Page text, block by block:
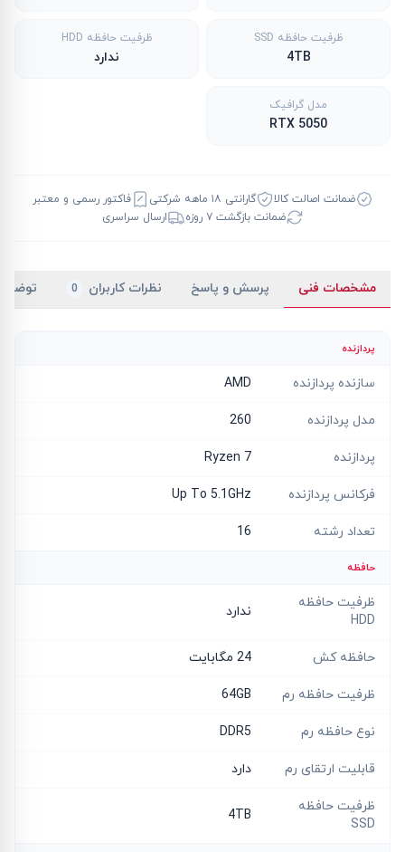
ظرفیت حافظه SSD
4TB
ظرفیت حافظه HDD
ندارد
مدل گرافیک
RTX 5050
ضمانت اصالت کالا گارانتی ۱۸ ماهه شرکتی
فاکتور رسمی و معتبر
ضمانت بازگشت ۷ روزه
ارسال سراسری
مشخصات فنی پرسش و پاسخ نظرات کاربران 0
پردازنده
سازنده پردازنده AMD
مدل پردازنده 260
پردازنده Ryzen 7
فرکانس پردازنده Up To 5.1GHz
تعداد رشته 16
حافظه
ظرفیت حافظه
HDD
ندارد
حافظه کش 24 مگابایت
ظرفیت حافظه رم 64GB
نوع حافظه رم DDR5
قابلیت ارتقای رم دارد
ظرفیت حافظه
SSD
4TB